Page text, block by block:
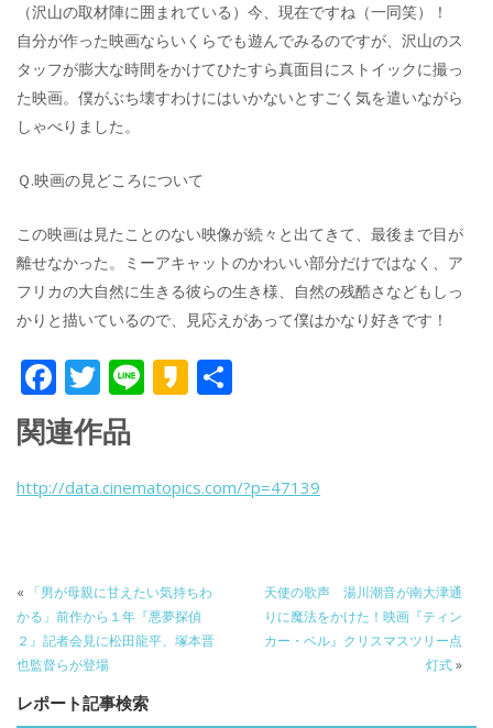
（沢山の取材陣に囲まれている）今、現在ですね（一同笑）！
自分が作った映画ならいくらでも遊んでみるのですが、沢山のス
タッフが膨大な時間をかけてひたすら真面目にストイックに撮っ
た映画。僕がぶち壊すわけにはいかないとすごく気を遣いながら
しゃべりました。
Ｑ.映画の見どころについて
この映画は見たことのない映像が続々と出てきて、最後まで目が
離せなかった。ミーアキャットのかわいい部分だけではなく、ア
フリカの大自然に生きる彼らの生き様、自然の残酷さなどもしっ
かりと描いているので、見応えがあって僕はかなり好きです！
F
ac
e
b
k
T
w
itt
er
Li
n
K
a
a
関連作品
http://data.cinematopics.com/?p=47139
«
「男が母親に甘えたい気持ちわ
かる」前作から１年『悪夢探偵
２』記者会見に松田龍平、塚本晋
也監督らが登場
天使の歌声 湯川潮音が南大津通
りに魔法をかけた！映画『ティン
カー・ベル』クリスマスツリー点
灯式»
レポート記事検索